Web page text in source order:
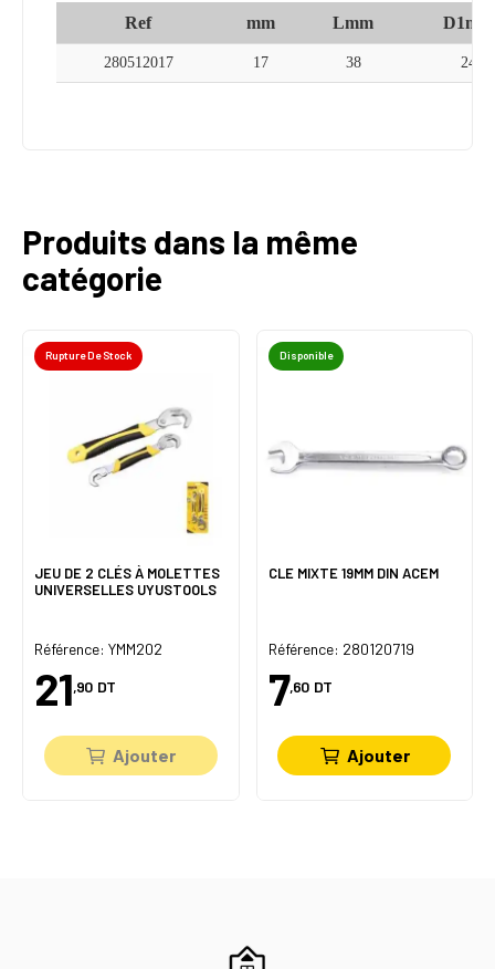
Ref mm Lmm D1mm
280512017 17 38 24
Produits dans la même
catégorie
Rupture De Stock
JEU DE 2 CLÉS À MOLETTES
UNIVERSELLES UYUSTOOLS
Référence: YMM202
21,90 DT
Ajouter
Disponible
CLE MIXTE 19MM DIN ACEM
Référence: 280120719
7,60 DT
Ajouter